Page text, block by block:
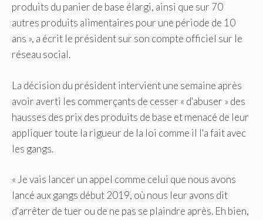
produits du panier de base élargi, ainsi que sur 70
autres produits alimentaires pour une période de 10
ans », a écrit le président sur son compte officiel sur le
réseau social.
La décision du président intervient une semaine après
avoir averti les commerçants de cesser « d'abuser » des
hausses des prix des produits de base et menacé de leur
appliquer toute la rigueur de la loi comme il l'a fait avec
les gangs.
« Je vais lancer un appel comme celui que nous avons
lancé aux gangs début 2019, où nous leur avons dit
d'arrêter de tuer ou de ne pas se plaindre après. Eh bien,